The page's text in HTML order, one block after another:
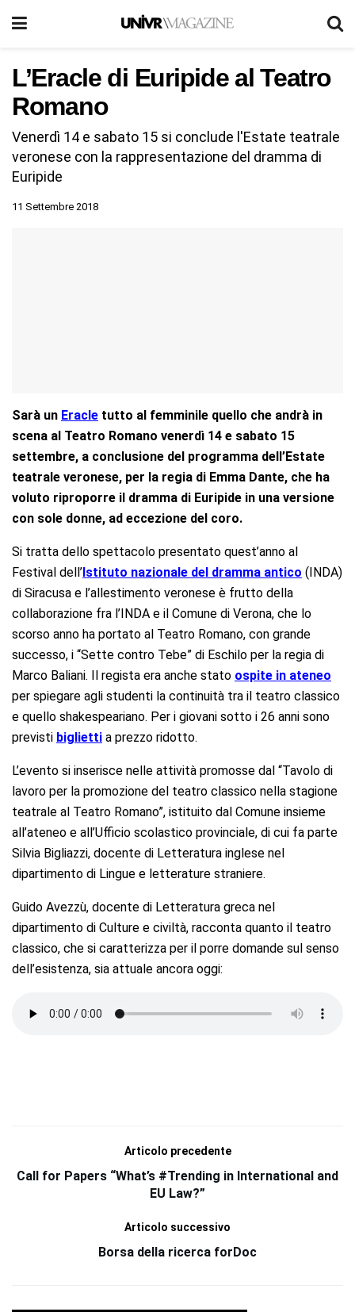
L’Eracle di Euripide al Teatro
Romano
Venerdì 14 e sabato 15 si conclude l'Estate teatrale
veronese con la rappresentazione del dramma di
Euripide
11 Settembre 2018
Sarà un Eracle tutto al femminile quello che andrà in
scena al Teatro Romano venerdì 14 e sabato 15
settembre, a conclusione del programma dell’Estate
teatrale veronese, per la regia di Emma Dante, che ha
voluto riproporre il dramma di Euripide in una versione
con sole donne, ad eccezione del coro.
Si tratta dello spettacolo presentato quest’anno al
Festival dell’Istituto nazionale del dramma antico (INDA)
di Siracusa e l’allestimento veronese è frutto della
collaborazione fra l’INDA e il Comune di Verona, che lo
scorso anno ha portato al Teatro Romano, con grande
successo, i “Sette contro Tebe” di Eschilo per la regia di
Marco Baliani. Il regista era anche stato ospite in ateneo
per spiegare agli studenti la continuità tra il teatro classico
e quello shakespeariano. Per i giovani sotto i 26 anni sono
previsti biglietti a prezzo ridotto.
L’evento si inserisce nelle attività promosse dal “Tavolo di
lavoro per la promozione del teatro classico nella stagione
teatrale al Teatro Romano”, istituito dal Comune insieme
all’ateneo e all’Ufficio scolastico provinciale, di cui fa parte
Silvia Bigliazzi, docente di Letteratura inglese nel
dipartimento di Lingue e letterature straniere.
Guido Avezzù, docente di Letteratura greca nel
dipartimento di Culture e civiltà, racconta quanto il teatro
classico, che si caratterizza per il porre domande sul senso
dell’esistenza, sia attuale ancora oggi:
Articolo precedente
Call for Papers “What’s #Trending in International and
EU Law?”
Articolo successivo
Borsa della ricerca forDoc